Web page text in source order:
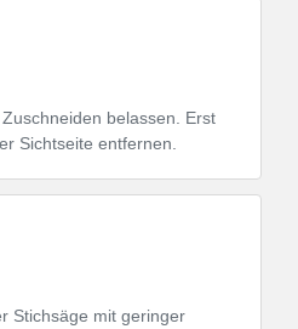
belassen. Erst
Sichtseite entfernen.
Stichsäge mit geringer